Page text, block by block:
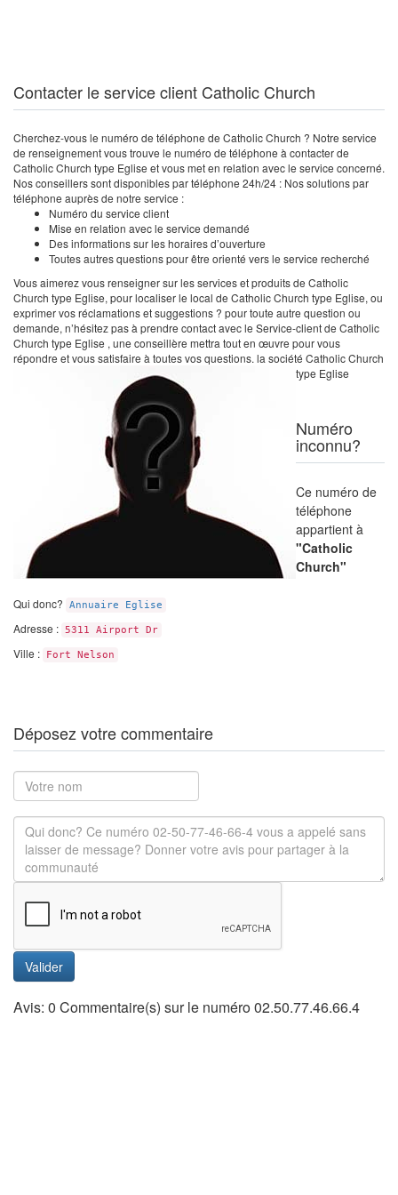
Contacter le service client Catholic Church
Cherchez-vous le numéro de téléphone de Catholic Church ? Notre service
de renseignement vous trouve le numéro de téléphone à contacter de
Catholic Church type Eglise et vous met en relation avec le service concerné.
Nos conseillers sont disponibles par téléphone 24h/24 : Nos solutions par
téléphone auprès de notre service :
Numéro du service client
Mise en relation avec le service demandé
Des informations sur les horaires d’ouverture
Toutes autres questions pour être orienté vers le service recherché
Vous aimerez vous renseigner sur les services et produits de Catholic
Church type Eglise, pour localiser le local de Catholic Church type Eglise, ou
exprimer vos réclamations et suggestions ? pour toute autre question ou
demande, n’hésitez pas à prendre contact avec le Service-client de Catholic
Church type Eglise , une conseillère mettra tout en œuvre pour vous
répondre et vous satisfaire à toutes vos questions. la société Catholic Church
type Eglise
Numéro
inconnu?
Ce numéro de
téléphone
appartient à
"Catholic
Church"
Qui donc? Annuaire Eglise
Adresse : 5311 Airport Dr
Ville : Fort Nelson
Déposez votre commentaire
Valider
Avis: 0 Commentaire(s) sur le numéro 02.50.77.46.66.4